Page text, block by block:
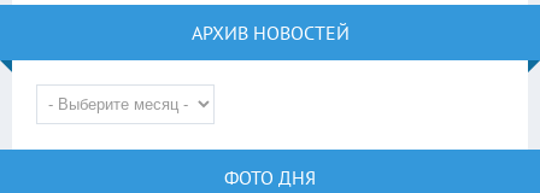
АРХИВ НОВОСТЕЙ
ФОТО ДНЯ